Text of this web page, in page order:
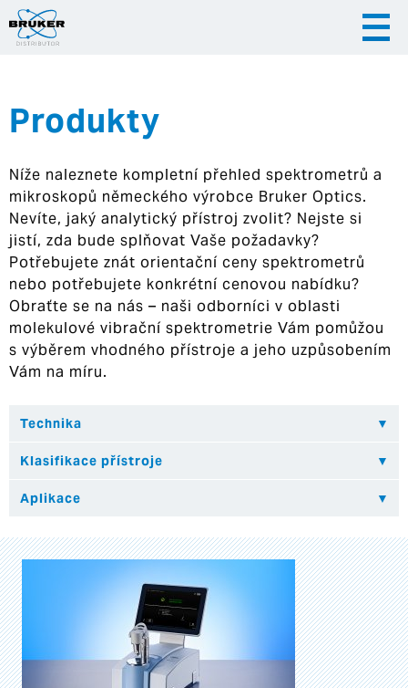
|
Hrvatska
Produkty
Níže naleznete kompletní přehled spektrometrů a
mikroskopů německého výrobce Bruker Optics.
Nevíte, jaký analytický přístroj zvolit? Nejste si
jistí, zda bude splňovat Vaše požadavky?
Potřebujete znát orientační ceny spektrometrů
nebo potřebujete konkrétní cenovou nabídku?
Obraťte se na nás – naši odborníci v oblasti
molekulové vibrační spektrometrie Vám pomůžou
s výběrem vhodného přístroje a jeho uzpůsobením
Vám na míru.